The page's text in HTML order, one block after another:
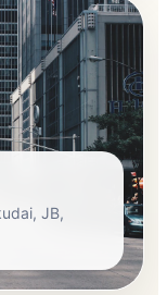
JB,